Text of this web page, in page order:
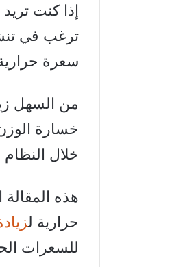
إذا كنت
سعرة
من السهل
خسارة
خلال
حرارية ل
للسعرات